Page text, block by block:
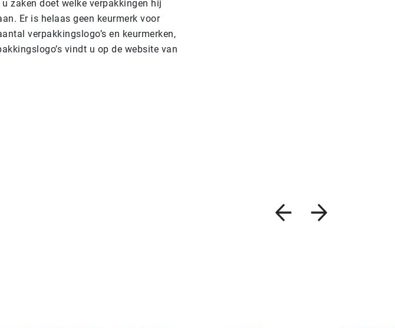
zaken doet welke verpakkingen hij
Er is helaas geen keurmerk voor
verpakkingslogo’s en keurmerken,
vindt u op de website van